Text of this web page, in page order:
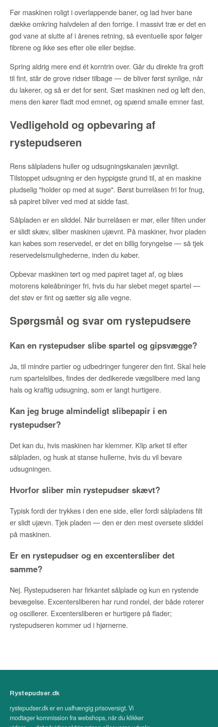
Før maskinen roligt i overlappende baner, og lad hver bane
dække omkring halvdelen af den forrige. I massivt træ er det en
god vane at slutte af i årenes retning, så eventuelle spor følger
fibrene og ikke ses efter olie eller bejdse.
Spring aldrig mere end ét korntrin over. Går du direkte fra groft
til fint, står de grove ridser tilbage — de bliver først synlige, når
du lakerer, og så er det for sent. Sæt maskinen ned og løft den,
mens den kører fladt mod emnet, og spænd smalle emner fast.
Vedligehold og opbevaring af
rystepudseren
Rens sålpladens huller og udsugningskanalen jævnligt.
Tilstoppet udsugning er den hyppigste grund til, at en maskine
pludselig "holder op med at suge". Børst burrelåsen fri for fnug,
så papiret bliver ved med at sidde fast.
Sålpladen er en sliddel. Når burrelåsen er mør, eller filten under
er slidt skæv, sliber maskinen ujævnt. På maskiner, hvor pladen
kan købes som reservedel, er det en billig foryngelse — så tjek
reservedelsmulighederne, inden du køber.
Opbevar maskinen tørt og med papiret taget af, og blæs
motorens køleåbninger fri, hvis du har slebet meget spartel —
det støv er fint og sætter sig alle vegne.
Spørgsmål og svar om rystepudsere
Kan en rystepudser slibe spartel og gipsvægge?
Ja, til mindre partier og udbedringer fungerer den fint. Skal hele
rum spartelslibes, findes der dedikerede vægslibere med lang
hals og kraftig udsugning, som er langt hurtigere.
Kan jeg bruge almindeligt slibepapir i en
rystepudser?
Det kan du, hvis maskinen har klemmer. Klip arket til efter
sålpladen, og husk at stanse hullerne, hvis du vil bevare
udsugningen.
Hvorfor sliber min rystepudser skævt?
Typisk fordi der trykkes i den ene side, eller fordi sålpladens filt
er slidt ujævn. Tjek pladen — den er den mest oversete sliddel
på maskinen.
Er en rystepudser og en excentersliber det
samme?
Nej. Rystepudseren har firkantet sålplade og kun en rystende
bevægelse. Excentersliberen har rund rondel, der både roterer
og oscillerer. Excentersliberen er hurtigere på flader;
rystepudseren kommer ud i hjørnerne.
Rystepudser.dk
rystepudser.dk er en uafhængig prisoversigt. Vi
modtager kommission fra webshops, når du klikker